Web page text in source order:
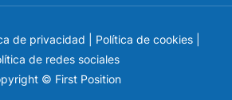
de privacidad Política de cookies
de redes sociales
© First Position